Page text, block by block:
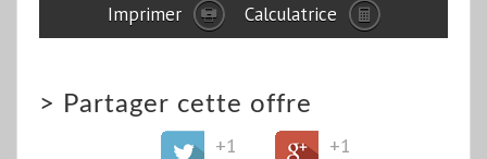
Imprimer
Calculatrice
> Partager cette offre
+1
+1